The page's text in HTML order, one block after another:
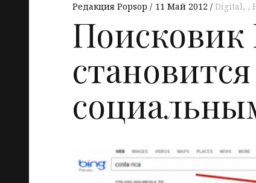
Редакция Popsop 11 Май 2012 Digital,